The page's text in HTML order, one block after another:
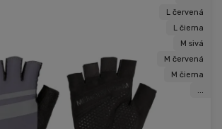
L červená
L čierna
M sivá
M červená
M čierna
...